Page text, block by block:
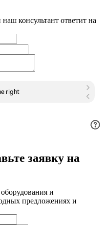
консультант ответит на
заявку на
и
предложениях и